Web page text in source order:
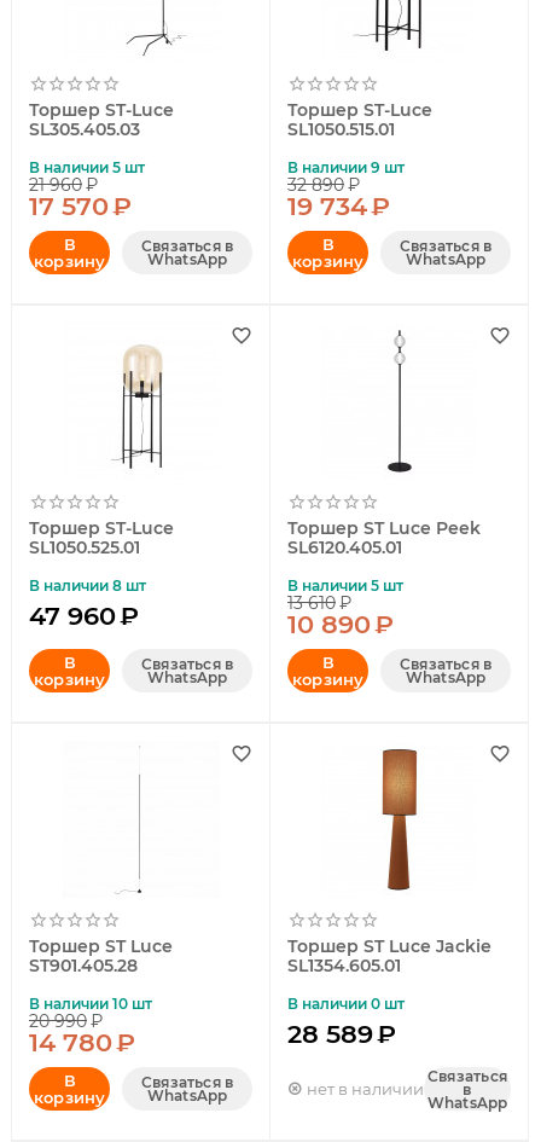
Торшер ST-Luce
SL305.405.03
В наличии 5 шт
21 960₽
17 570₽
В
корзину
Связаться в
WhatsApp
Торшер ST-Luce
SL1050.515.01
В наличии 9 шт
32 890₽
19 734₽
В
корзину
Связаться в
WhatsApp
Торшер ST-Luce
SL1050.525.01
В наличии 8 шт
47 960₽
В
корзину
Связаться в
WhatsApp
Торшер ST Luce Peek
SL6120.405.01
В наличии 5 шт
13 610₽
10 890₽
В
корзину
Связаться в
WhatsApp
Торшер ST Luce
ST901.405.28
В наличии 10 шт
20 990₽
14 780₽
В
корзину
Связаться в
WhatsApp
Торшер ST Luce Jackie
SL1354.605.01
В наличии 0 шт
28 589₽
нет в наличии
Связаться
в
WhatsApp